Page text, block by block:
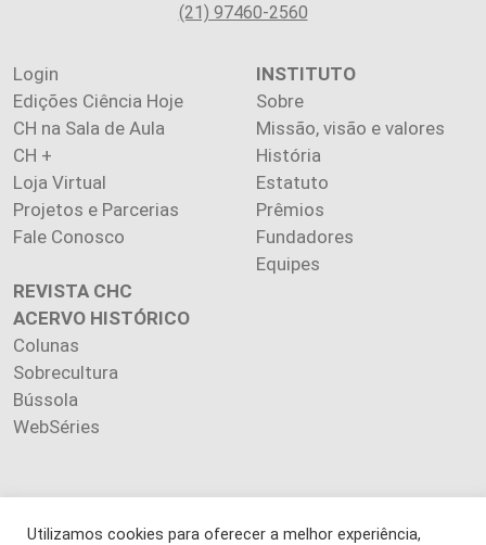
(21) 97460-2560
Login
Edições Ciência Hoje
CH na Sala de Aula
CH +
Loja Virtual
Projetos e Parcerias
Fale Conosco
INSTITUTO
Sobre
Missão, visão e valores
História
Estatuto
Prêmios
Fundadores
Equipes
REVISTA CHC
ACERVO HISTÓRICO
Colunas
Sobrecultura
Bússola
WebSéries
Copyright 2026 INSTITUTO CIÊNCIA HOJE. Todos os direitos
Utilizamos cookies para oferecer a melhor experiência,